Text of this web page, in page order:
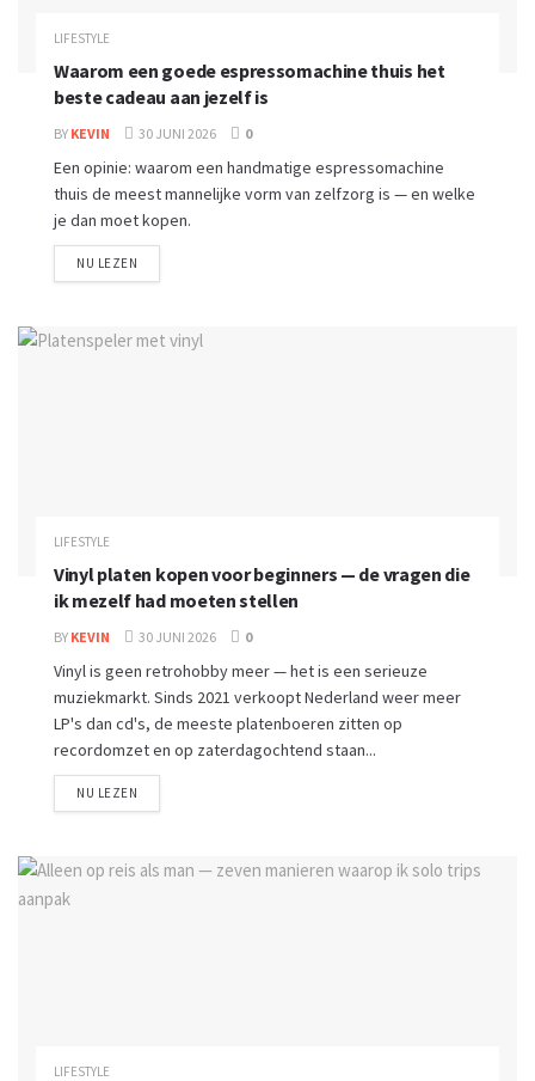
LIFESTYLE
Waarom een goede espressomachine thuis het
beste cadeau aan jezelf is
BY KEVIN 30 JUNI 2026 0
Een opinie: waarom een handmatige espressomachine
thuis de meest mannelijke vorm van zelfzorg is — en welke
je dan moet kopen.
NU LEZEN
LIFESTYLE
Vinyl platen kopen voor beginners — de vragen die
ik mezelf had moeten stellen
BY KEVIN 30 JUNI 2026 0
Vinyl is geen retrohobby meer — het is een serieuze
muziekmarkt. Sinds 2021 verkoopt Nederland weer meer
LP's dan cd's, de meeste platenboeren zitten op
recordomzet en op zaterdagochtend staan...
NU LEZEN
LIFESTYLE